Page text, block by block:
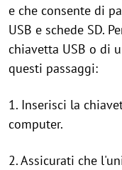
e che consente di
USB e schede SD.
chiavetta USB o di
questi passaggi:
1. Inserisci la
computer.
2. Assicurati che